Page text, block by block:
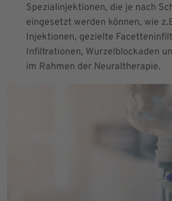
Spezialinjektionen, die je nach
eingesetzt werden können, wie
Injektionen, gezielte
Infiltrationen, Wurzelblockaden
im Rahmen der Neuraltherapie.